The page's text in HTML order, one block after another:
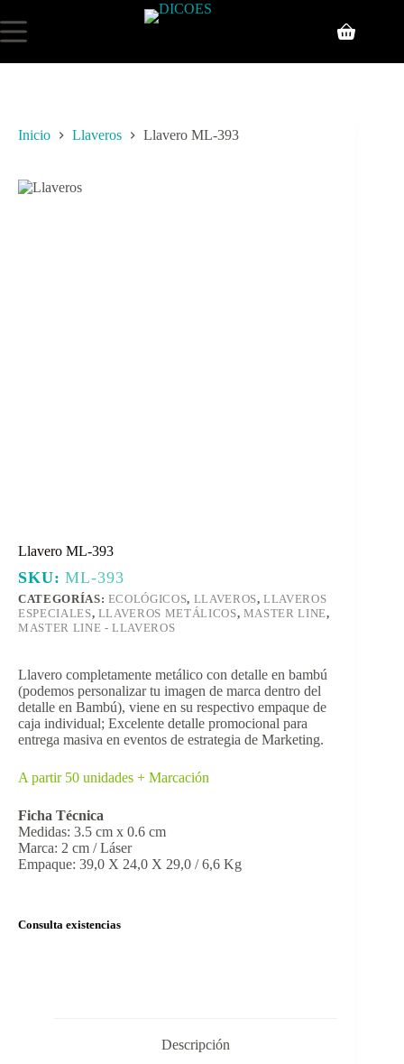
Inicio Llaveros Llavero ML-393
Llavero ML-393
SKU:ML-393
CATEGORÍAS: ECOLÓGICOS, LLAVEROS,LLAVEROS
ESPECIALES, LLAVEROS METÁLICOS, MASTER LINE,
MASTER LINE - LLAVEROS
Llavero completamente metálico con detalle en bambú
(podemos personalizar tu imagen de marca dentro del
detalle en Bambú), viene en su respectivo empaque de
caja individual; Excelente detalle promocional para
entrega masiva en eventos de estrategia de Marketing.
A partir 50 unidades + Marcación
Ficha Técnica
Medidas: 3.5 cm x 0.6 cm
Marca: 2 cm / Láser
Empaque: 39,0 X 24,0 X 29,0 / 6,6 Kg
Consulta existencias
Descripción